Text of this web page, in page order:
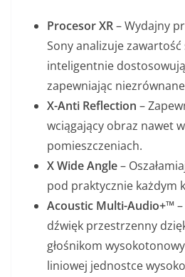
Procesor XR– Wydajny
Sony analizuje zawartość
inteligentnie
zapewniając
X-Anti Reflection ­­­–
wciągający obraz nawet
pomieszczeniach.
X Wide Angle–
pod praktycznie każdym
Acoustic Multi-Audio+™
dźwięk przestrzenny
głośnikom
liniowej jednostce